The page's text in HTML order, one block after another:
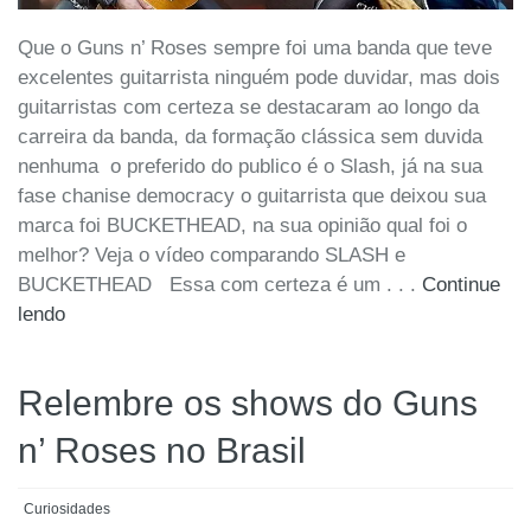
Que o Guns n’ Roses sempre foi uma banda que teve
excelentes guitarrista ninguém pode duvidar, mas dois
guitarristas com certeza se destacaram ao longo da
carreira da banda, da formação clássica sem duvida
nenhuma o preferido do publico é o Slash, já na sua
fase chanise democracy o guitarrista que deixou sua
marca foi BUCKETHEAD, na sua opinião qual foi o
melhor? Veja o vídeo comparando SLASH e
BUCKETHEAD Essa com certeza é um . . . Continue
lendo
Relembre os shows do Guns
n’ Roses no Brasil
Curiosidades